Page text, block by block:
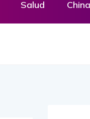
Salud China